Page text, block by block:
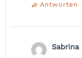
Antworten
Sabrina